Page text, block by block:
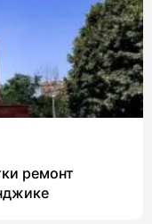
ремонт